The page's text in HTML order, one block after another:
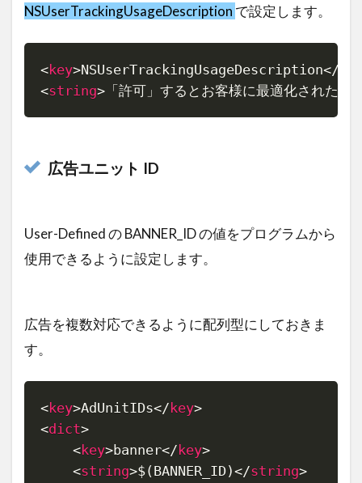
NSUserTrackingUsageDescription で設定します。
<key>NSUserTrackingUsageDescription</
<string> 「許可」するとお客様に最適化された広
広告ユニット ID
User-Defined の BANNER_ID の値をプログラムから
使用できるように設定します。
広告を複数対応できるように配列型にしておきま
す。
<key>AdUnitIDs</ key>
<dict>
<key>banner</ key>
<string>$(BANNER_ID)</string>